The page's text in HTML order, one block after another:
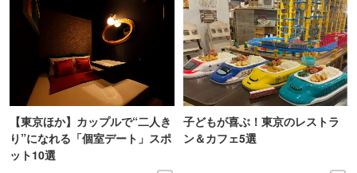
【東京ほか】カップルで“二人き
り”になれる「個室デート」スポ
ット10選
子どもが喜ぶ！東京のレストラ
ン＆カフェ5選